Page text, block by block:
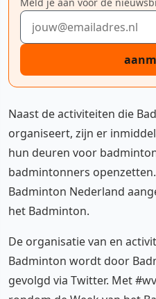
E-mailadres
Naast de activiteiten die
organiseert, zijn er
hun deuren voor
badmintonners
Badminton Nederland
het Badminton.
De organisatie van en
Badminton wordt door
gevolgd via Twitter. Met